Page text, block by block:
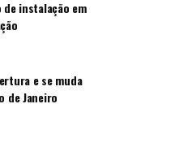
de instalação em
e se muda
de Janeiro